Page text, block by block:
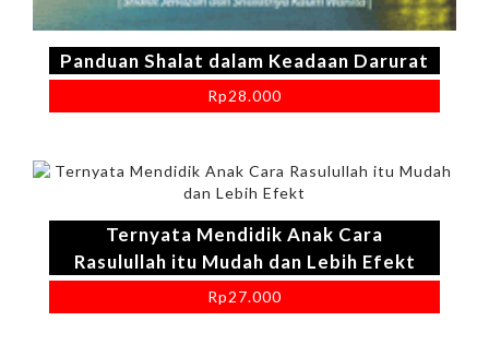
Panduan Shalat dalam Keadaan Darurat
Rp28.000
Ternyata Mendidik Anak Cara
Rasulullah itu Mudah dan Lebih Efekt
Rp27.000